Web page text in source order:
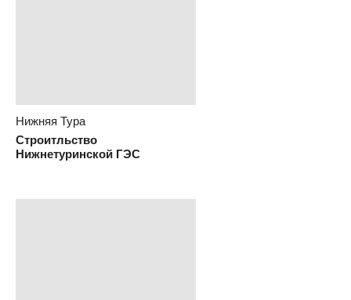
Нижняя Тура
Строитльство
Нижнетуринской ГЭС